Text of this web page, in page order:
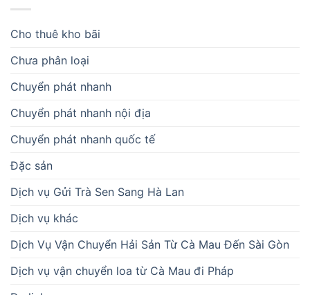
Cho thuê kho bãi
Chưa phân loại
Chuyển phát nhanh
Chuyển phát nhanh nội địa
Chuyển phát nhanh quốc tế
Đặc sản
Dịch vụ Gửi Trà Sen Sang Hà Lan
Dịch vụ khác
Dịch Vụ Vận Chuyển Hải Sản Từ Cà Mau Đến Sài Gòn
Dịch vụ vận chuyển loa từ Cà Mau đi Pháp